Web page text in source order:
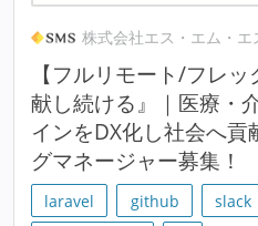
株式会社エス・エム・エ
【フルリモート/フレ
献し続ける』｜医療・
インをDX化し社会へ
グマネージャー募集！
laravel github slack